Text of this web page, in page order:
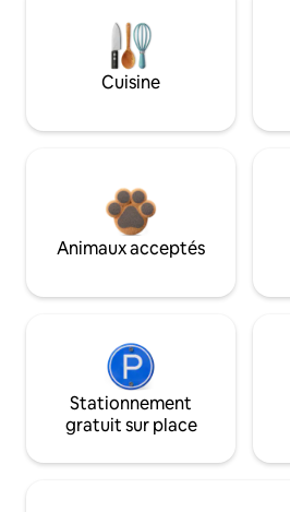
Cuisine
Animaux acceptés
Stationnement
gratuit sur place